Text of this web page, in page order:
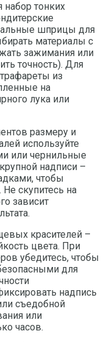
набор тонких
шприцы для
материалы с
зажимания или
точность). Для
из
на
лука или
размеру и
используйте
или чернильные
надписи –
чтобы
скупитесь на
зависит
красителей –
цвета. При
убедитесь, чтобы
для
надпись
съедобной
или
часов.